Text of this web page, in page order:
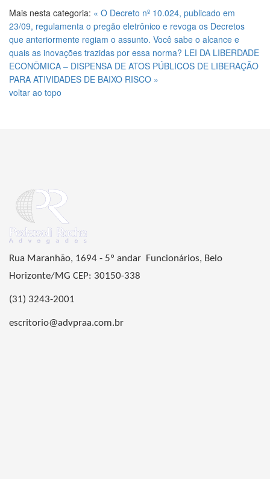
Mais nesta categoria: « O Decreto nº 10.024, publicado em
23/09, regulamenta o pregão eletrônico e revoga os Decretos
que anteriormente regiam o assunto. Você sabe o alcance e
quais as inovações trazidas por essa norma? LEI DA LIBERDADE
ECONÔMICA – DISPENSA DE ATOS PÚBLICOS DE LIBERAÇÃO
PARA ATIVIDADES DE BAIXO RISCO »
voltar ao topo
Rua Maranhão, 1694 - 5º andar Funcionários, Belo
Horizonte/MG CEP: 30150-338
(31) 3243-2001
escritorio@advpraa.com.br